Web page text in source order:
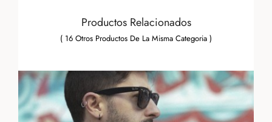
Productos Relacionados
( 16 Otros Productos De La Misma Categoria )